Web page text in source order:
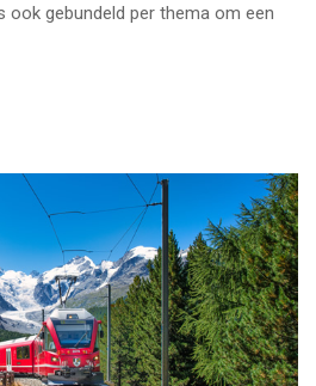
ook gebundeld per thema om een